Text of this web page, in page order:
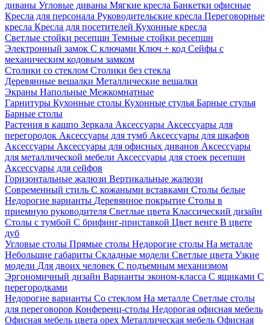
диваны Угловые диваны Мягкие кресла Банкетки офисные
Кресла для персонала Руководительские кресла Переговорные
кресла Кресла для посетителей Кухонные кресла
Светлые стойки ресепшн Темные стойки ресепшн
Электронный замок С ключами Ключ + код Сейфы с
механическим кодовым замком
Столики со стеклом Столики без стекла
Деревянные вешалки Металлические вешалки
Экраны Напольные Межкомнатные
Гарнитуры Кухонные столы Кухонные стулья Барные стулья
Барные столы
Растения в кашпо Зеркала Аксессуары Аксессуары для
перегородок Аксессуары для тумб Аксессуары для шкафов
Аксессуары Аксессуары для офисных диванов Аксессуары
для металлической мебели Аксессуары для стоек ресепшн
Аксессуары для сейфов
Горизонтальные жалюзи Вертикальные жалюзи
Современный стиль С кожаными вставками Столы белые
Недорогие варианты Деревянное покрытие Столы в
приемную руководителя Светлые цвета Классический дизайн
Столы с тумбой С брифинг-приставкой Цвет венге В цвете
дуб
Угловые столы Прямые столы Недорогие столы На металле
Небольшие габариты Складные модели Светлые цвета Узкие
модели Для двоих человек С подъемным механизмом
Эргономичный дизайн Варианты эконом-класса С ящиками С
перегородками
Недорогие варианты Со стеклом На металле Светлые столы
для переговоров Конференц-столы Недорогая офисная мебель
Офисная мебель цвета орех Металлическая мебель Офисная